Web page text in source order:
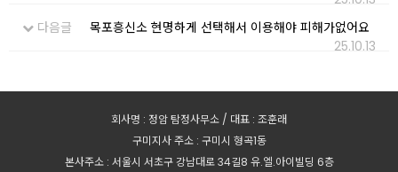
다음글
목포흥신소 현명하게 선택해서 이용해야 피해가없어요
25.10.13
회사명 : 정암 탐정사무소 / 대표 : 조훈래
구미지사 주소 : 구미시 형곡1동
본사주소 : 서울시 서초구 강남대로 34길8 유.엘.아이빌딩 6층